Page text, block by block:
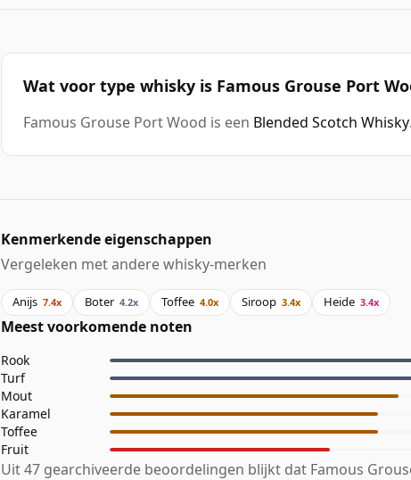
Wat voor type whisky is Famous Grouse Port
Famous Grouse Port Wood is een Blended Scotch Whisky
Kenmerkende eigenschappen
Vergeleken met andere whisky-merken
Anijs 7.4x Boter 4.2x Toffee 4.0x Siroop 3.4x Heide 3.4x
Meest voorkomende noten
Rook
Turf
Mout
Karamel
Toffee
Fruit
Uit 47 gearchiveerde beoordelingen blijkt dat Famous